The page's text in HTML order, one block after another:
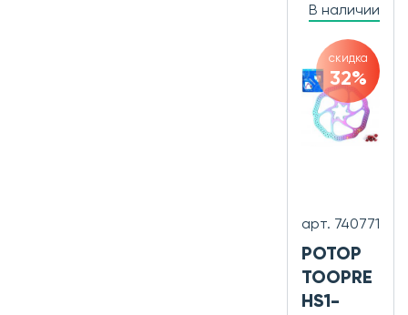
В наличии
скидка
32%
арт. 740771
РОТОР
TOOPRE
HS1-